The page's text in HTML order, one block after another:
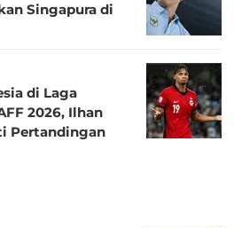
Singapura di
di Laga
2026, Ilhan
Pertandingan